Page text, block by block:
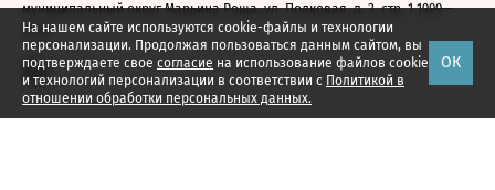
На нашем сайте используются cookie-файлы и технологии
персонализации. Продолжая пользоваться данным сайтом, вы
подтверждаете свое согласие на использование файлов cookie
и технологий персонализации в соответствии с Политикой в
отношении обработки персональных данных.
ОК
муниципальный округ Марьина Роща, ул. Полковая, д. 3, стр. 1 1999—
2026